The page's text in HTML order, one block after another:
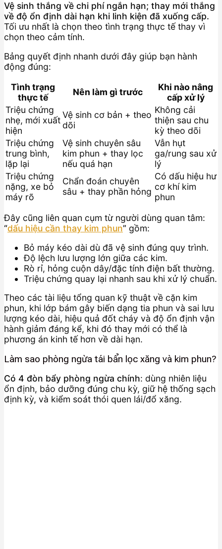
Vệ sinh thắng về chi phí ngắn hạn; thay mới thắng
về độ ổn định dài hạn khi linh kiện đã xuống cấp.
Tối ưu nhất là chọn theo tình trạng thực tế thay vì
chọn theo cảm tính.
Bảng quyết định nhanh dưới đây giúp bạn hành
động đúng:
Tình trạng
thực tế
Nên làm gì trước
Khi nào nâng
cấp xử lý
Triệu chứng
nhẹ, mới xuất
hiện
Vệ sinh cơ bản + theo
dõi
Không cải
thiện sau chu
kỳ theo dõi
Triệu chứng
trung bình,
lặp lại
Vệ sinh chuyên sâu
kim phun + thay lọc
nếu quá hạn
Vẫn hụt
ga/rung sau xử
lý
Triệu chứng
nặng, xe bỏ
máy rõ
Chẩn đoán chuyên
sâu + thay phần hỏng
Có dấu hiệu hư
cơ khí kim
phun
Đây cũng liên quan cụm từ người dùng quan tâm:
“dấu hiệu cần thay kim phun” gồm:
Bỏ máy kéo dài dù đã vệ sinh đúng quy trình.
Độ lệch lưu lượng lớn giữa các kim.
Rò rỉ, hỏng cuộn dây/đặc tính điện bất thường.
Triệu chứng quay lại nhanh sau khi xử lý chuẩn.
Theo các tài liệu tổng quan kỹ thuật về cặn kim
phun, khi lớp bám gây biến dạng tia phun và sai lưu
lượng kéo dài, hiệu quả đốt cháy và độ ổn định vận
hành giảm đáng kể, khi đó thay mới có thể là
phương án kinh tế hơn về dài hạn.
Làm sao phòng ngừa tái bẩn lọc xăng và kim phun?
Có 4 đòn bẩy phòng ngừa chính: dùng nhiên liệu
ổn định, bảo dưỡng đúng chu kỳ, giữ hệ thống sạch
định kỳ, và kiểm soát thói quen lái/đổ xăng.